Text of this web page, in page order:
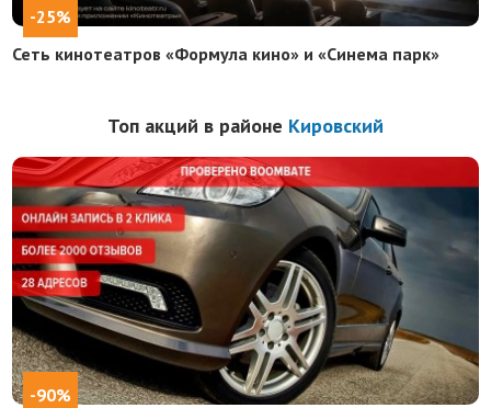
-25%
Сеть кинотеатров «Формула кино» и «Синема парк»
Топ акций в районе Кировский
-90%